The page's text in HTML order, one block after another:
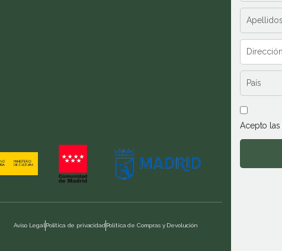
Aviso Legal Política de privacidad Política de Compras y Devolución
Acepto las